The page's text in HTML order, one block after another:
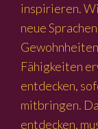
inspirieren.
neue
Fähigkeiten
entdecken,
mitbringen.
entdecken,